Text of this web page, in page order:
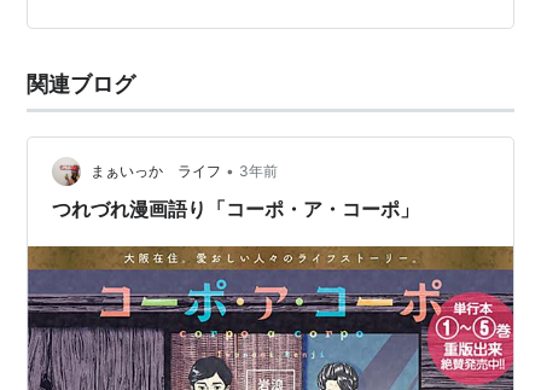
関連ブログ
まぁいっか ライフ • 3年前
つれづれ漫画語り「コーポ・ア・コーポ」